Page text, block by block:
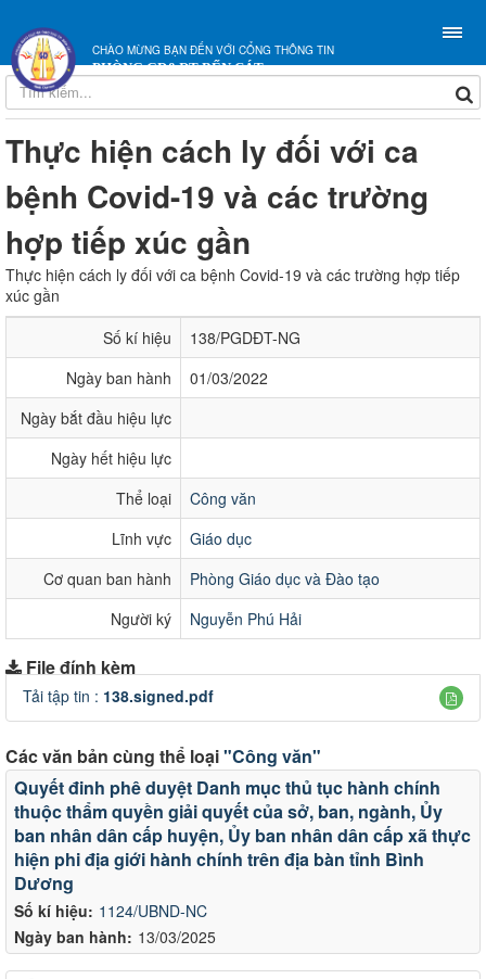
CHÀO MỪNG BẠN ĐẾN VỚI CỔNG THÔNG TIN
PHÒNG GD&ĐT BẾN CÁT
Thực hiện cách ly đối với ca
bệnh Covid-19 và các trường
hợp tiếp xúc gần
Thực hiện cách ly đối với ca bệnh Covid-19 và các trường hợp tiếp
xúc gần
Số kí hiệu
138/PGDĐT-NG
Ngày ban hành
01/03/2022
Ngày bắt đầu hiệu lực
Ngày hết hiệu lực
Thể loại
Công văn
Lĩnh vực
Giáo dục
Cơ quan ban hành
Phòng Giáo dục và Đào tạo
Người ký
Nguyễn Phú Hải
File đính kèm
Tải tập tin : 138.signed.pdf
Các văn bản cùng thể loại"Công văn"
Số kí hiệu: 1124/UBND-NC
Ngày ban hành: 13/03/2025
Quyết đinh phê duyệt Danh mục thủ tục hành chính
thuộc thẩm quyền giải quyết của sở, ban, ngành, Ủy
ban nhân dân cấp huyện, Ủy ban nhân dân cấp xã thực
hiện phi địa giới hành chính trên địa bàn tỉnh Bình
Dương